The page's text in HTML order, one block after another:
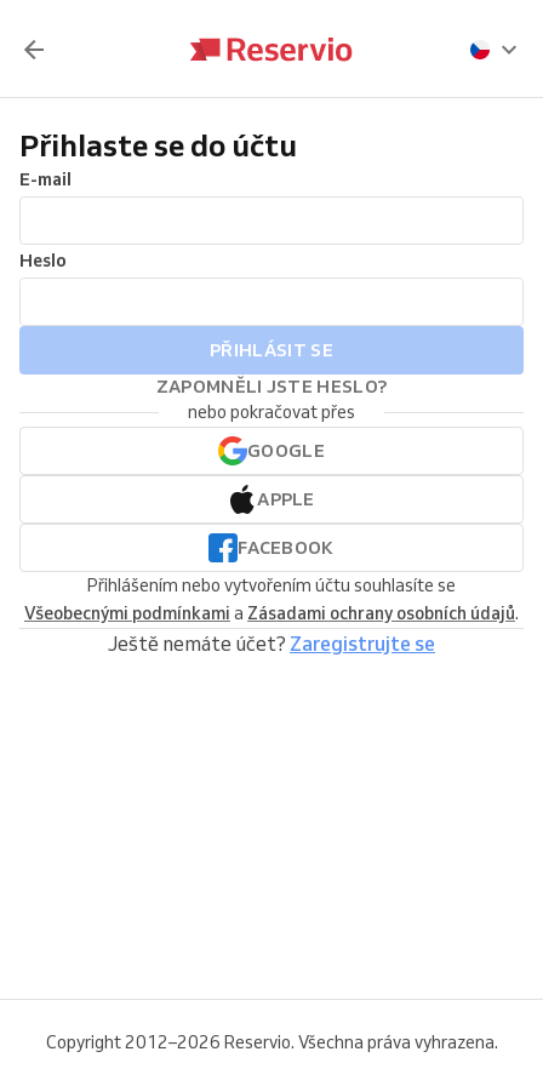
Přihlaste se do účtu
E-mail
Heslo
PŘIHLÁSIT SE
ZAPOMNĚLI JSTE HESLO?
nebo pokračovat přes
GOOGLE
APPLE
FACEBOOK
Přihlášením nebo vytvořením účtu souhlasíte se
Všeobecnými podmínkami a Zásadami ochrany osobních údajů.
Ještě nemáte účet? Zaregistrujte se
Copyright 2012–2026 Reservio. Všechna práva vyhrazena.